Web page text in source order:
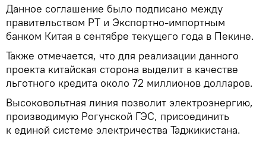
Данное соглашение было подписано между
правительством РТ и Экспортно-импортным
банком Китая в сентябре текущего года в Пекине.
Также отмечается, что для реализации данного
проекта китайская сторона выделит в качестве
льготного кредита около 72 миллионов долларов.
Высоковольтная линия позволит электроэнергию,
производимую Рогунской ГЭС, присоединить
к единой системе электричества Таджикистана.